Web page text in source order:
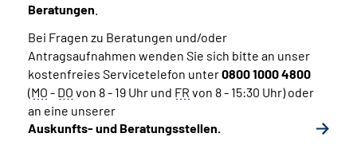
Beratungen
Bei Fragen zu Beratungen und/oder
Antragsaufnahmen wenden Sie sich bitte an unser
kostenfreies Servicetelefon unter0800 1000 4800
(MO - DO von 8 - 19 Uhr und FR von 8 - 15:30 Uhr) oder
an eine unserer
Auskunfts- und Beratungsstellen.